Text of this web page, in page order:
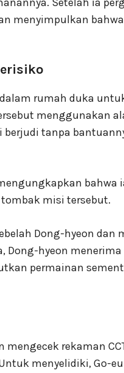
menyimpulkan
rumah duka
menggunakan
tanpa
bahwa
misi tersebut.
Dong-hyeon
Dong-hyeon
permainan
rekaman
menyelidiki, Go-